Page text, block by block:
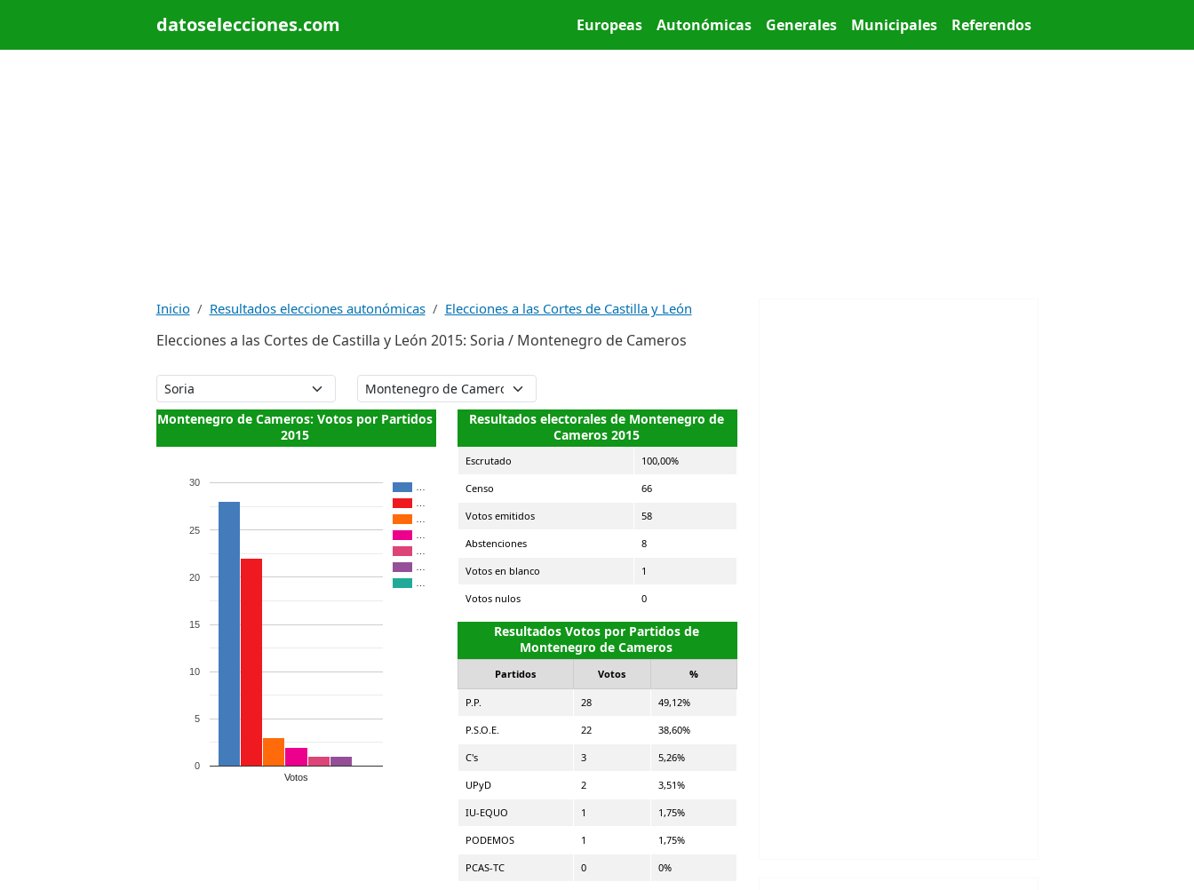
datoselecciones.com Main menu
Europeas Autonómicas Generales Municipales Referendos
Inicio Resultados elecciones autonómicas Elecciones a las Cortes de Castilla y León
Elecciones a las Cortes de Castilla y León 2015: Soria / Montenegro de Cameros
Montenegro de Cameros: Votos por Partidos
2015
Votos
0
5
10
15
20
25
30
Resultados electorales de Montenegro de
Cameros 2015
Escrutado 100,00%
Censo 66
Votos emitidos 58
Abstenciones 8
Votos en blanco 1
Votos nulos 0
Resultados Votos por Partidos de
Montenegro de Cameros
Partidos Votos %
P.P. 28 49,12%
P.S.O.E. 22 38,60%
C's 3 5,26%
UPyD 2 3,51%
IU-EQUO 1 1,75%
PODEMOS 1 1,75%
PCAS-TC 0 0%